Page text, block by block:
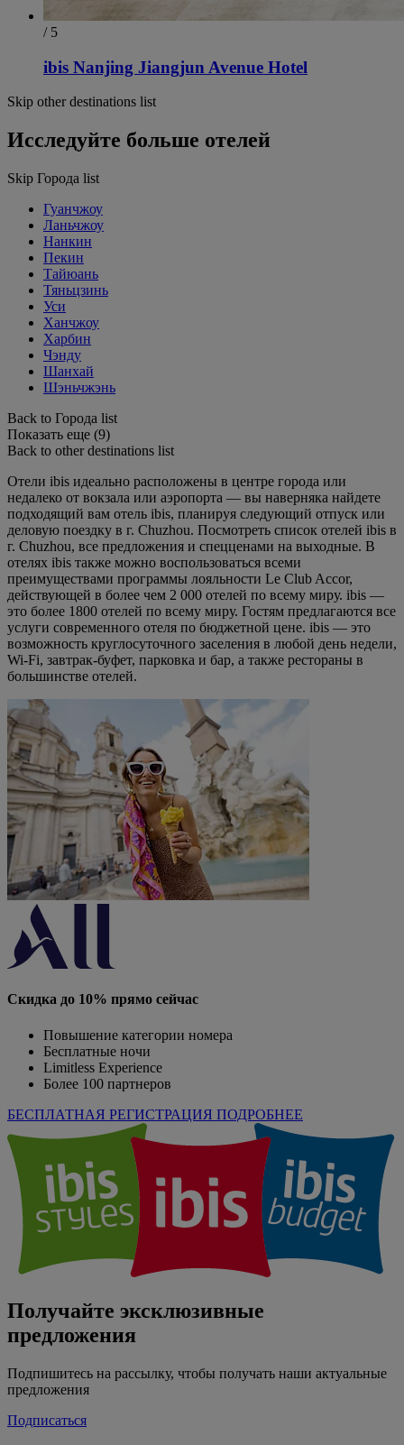
/ 5
ibis Nanjing Jiangjun Avenue Hotel
Skip other destinations list
Исследуйте больше отелей
Skip Города list
Гуанчжоу
Ланьчжоу
Нанкин
Пекин
Тайюань
Тяньцзинь
Уси
Ханчжоу
Харбин
Чэнду
Шанхай
Шэньчжэнь
Back to Города list
Показать еще (9)
Back to other destinations list
Отели ibis идеально расположены в центре города или
недалеко от вокзала или аэропорта — вы наверняка найдете
подходящий вам отель ibis, планируя следующий отпуск или
деловую поездку в г. Chuzhou. Посмотреть список отелей ibis в
г. Chuzhou, все предложения и спецценами на выходные. В
отелях ibis также можно воспользоваться всеми
преимуществами программы лояльности Le Club Accor,
действующей в более чем 2 000 отелей по всему миру. ibis —
это более 1800 отелей по всему миру. Гостям предлагаются все
услуги современного отеля по бюджетной цене. ibis — это
возможность круглосуточного заселения в любой день недели,
Wi-Fi, завтрак-буфет, парковка и бар, а также рестораны в
большинстве отелей.
Скидка до 10% прямо сейчас
Повышение категории номера
Бесплатные ночи
Limitless Experience
Более 100 партнеров
БЕСПЛАТНАЯ РЕГИСТРАЦИЯ ПОДРОБНЕЕ
Получайте эксклюзивные
предложения
Подпишитесь на рассылку, чтобы получать наши актуальные
предложения
Подписаться